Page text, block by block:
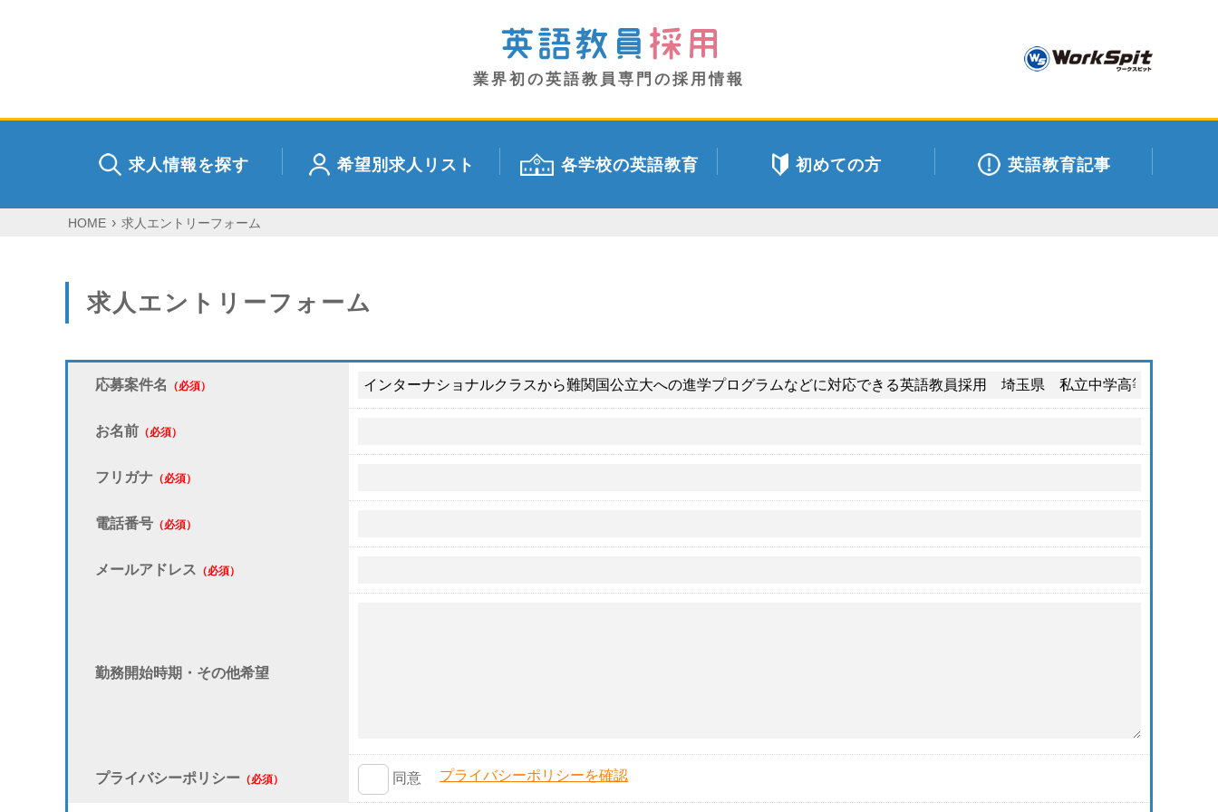
業界初の英語教員専門の採用情報
求人情報を探す 希望別求人リスト 各学校の英語教育 初めての方 英語教育記事
HOME 求人エントリーフォーム
求人エントリーフォーム
応募案件名 （必須）
お名前 （必須）
フリガナ （必須）
電話番号 （必須）
メールアドレス （必須）
勤務開始時期・その他希望
プライバシーポリシー （必須） 同意 プライバシーポリシーを確認